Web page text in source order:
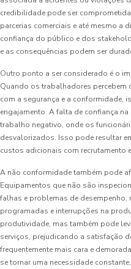
credibilidade pode ser
parcerias comerciais e até mesmo a
confiança do público e dos
e as consequências podem ser
Outro ponto a ser considerado é o
Quando os trabalhadores percebem
com a segurança e a conformidade,
engajamento. A falta de confiança
trabalho negativo, onde os
desvalorizados. Isso pode resultar
custos adicionais com recrutamento
A não conformidade também pode
Equipamentos que não são
falhas e problemas de
programadas e interrupções na
produtividade, mas também pode
serviços, prejudicando a satisfação
frequentemente mais cara e
se tornar uma necessidade